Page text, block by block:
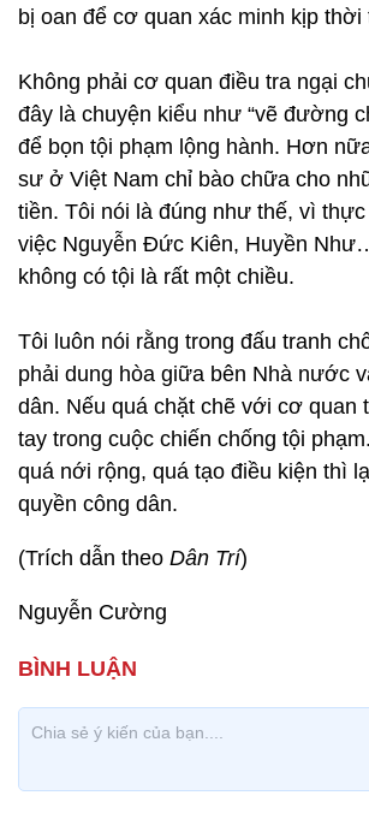
bị oan để cơ quan xác minh kịp thời
Không phải cơ quan điều tra ngại
đây là chuyện kiểu như “vẽ đường
để bọn tội phạm lộng hành. Hơn
sư ở Việt Nam chỉ bào chữa cho
tiền. Tôi nói là đúng như thế, vì
việc Nguyễn Đức Kiên, Huyền
không có tội là rất một chiều.
Tôi luôn nói rằng trong đấu tranh
phải dung hòa giữa bên Nhà nước
dân. Nếu quá chặt chẽ với cơ quan
tay trong cuộc chiến chống tội
quá nới rộng, quá tạo điều kiện thì
quyền công dân.
(Trích dẫn theo Dân Trí)
Nguyễn Cường